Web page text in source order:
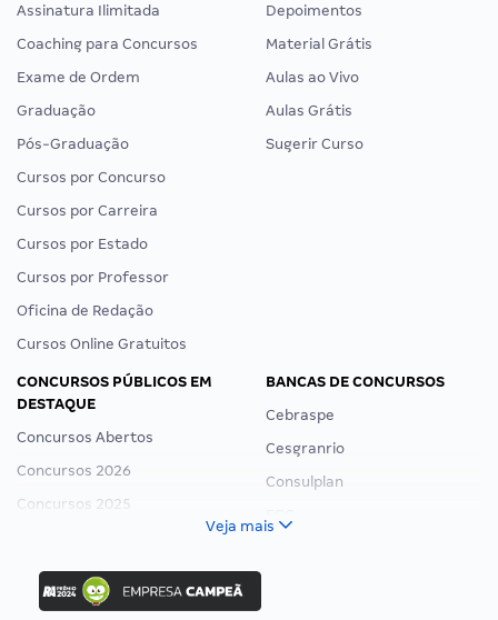
Assinatura Ilimitada
Coaching para Concursos
Exame de Ordem
Graduação
Pós-Graduação
Cursos por Concurso
Cursos por Carreira
Cursos por Estado
Cursos por Professor
Oficina de Redação
Cursos Online Gratuitos
Depoimentos
Material Grátis
Aulas ao Vivo
Aulas Grátis
Sugerir Curso
CONCURSOS PÚBLICOS EM
DESTAQUE
Concursos Abertos
Concursos 2026
Concursos 2025
Concurso Nacional Unificado
Concurso Ibama
Concurso MPU
BANCAS DE CONCURSOS
Cebraspe
Cesgranrio
Consulplan
Veja mais